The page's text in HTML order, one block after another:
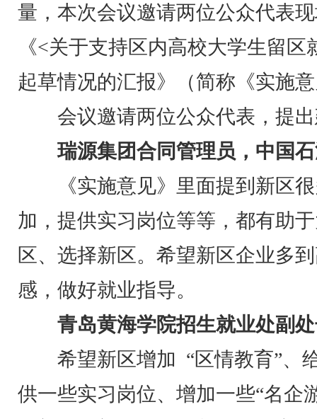
量，本次会议邀请两位公众代表
《<关于支持区内高校大学生留
起草情况的汇报》（简称《实施
会议邀请两位公众代表，提
瑞源集团合同管理员，中国
《实施意见》里面提到新区
加，提供实习岗位等等，都有助
区、选择新区。希望新区企业多
感，做好就业指导。
青岛黄海学院招生就业处副
希望新区增加 “区情教育”、
供一些实习岗位、增加一些“名企